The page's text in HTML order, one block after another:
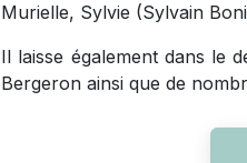
Murielle, Sylvie (Sylvain
Il laisse également dans le
Bergeron ainsi que de